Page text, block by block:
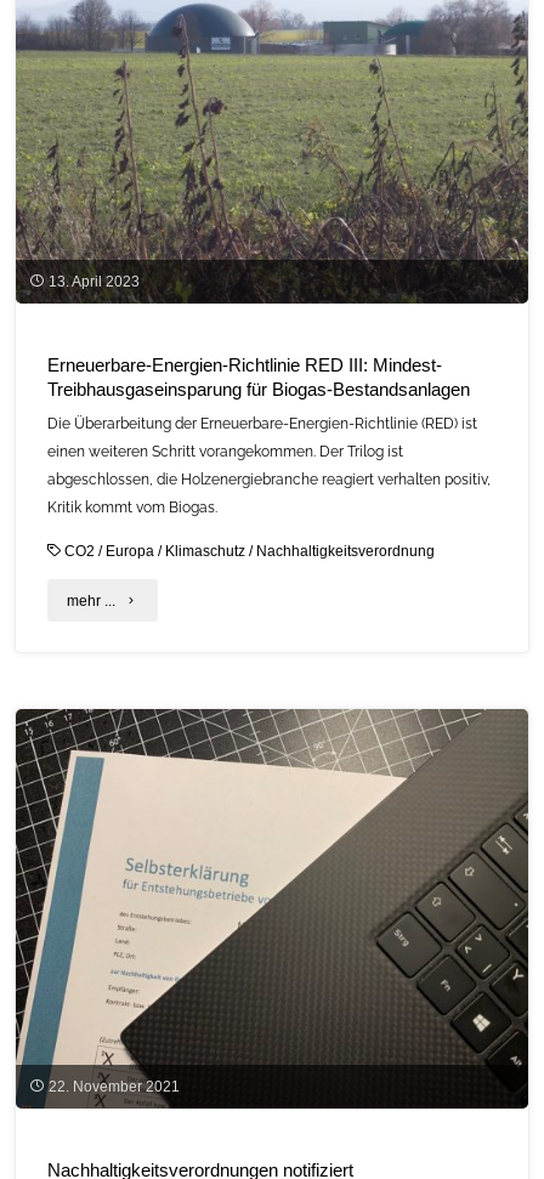
Kohlenstoffsenken
ist
auf
dem
Weg"
13. April 2023
Erneuerbare-Energien-Richtlinie RED III: Mindest-
Treibhausgaseinsparung für Biogas-Bestandsanlagen
Die Überarbeitung der Erneuerbare-Energien-Richtlinie (RED) ist
einen weiteren Schritt vorangekommen. Der Trilog ist
abgeschlossen, die Holzenergiebranche reagiert verhalten positiv,
Kritik kommt vom Biogas.
CO2 / Europa / Klimaschutz / Nachhaltigkeitsverordnung
mehr ... "Erneuerbare-
RED
Biogas-
Bestandsanlagen"
22. November 2021
Nachhaltigkeitsverordnungen notifiziert